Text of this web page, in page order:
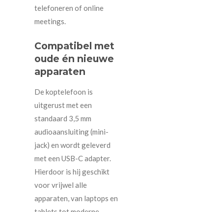
telefoneren of online
meetings.
Compatibel met
oude én nieuwe
apparaten
De koptelefoon is
uitgerust met een
standaard 3,5 mm
audioaansluiting (mini-
jack) en wordt geleverd
met een USB-C adapter.
Hierdoor is hij geschikt
voor vrijwel alle
apparaten, van laptops en